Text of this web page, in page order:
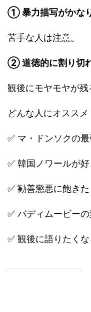
① 暴力描写がかな
苦手な人は注意。
② 道徳的に割り切
観後にモヤモヤが残
どんな人にオススメ
✅ マ・ドンソクの
✅ 韓国ノワールが好
✅ 勧善懲悪に飽きた
✅ バディムービー
✅ 観後に語りたく